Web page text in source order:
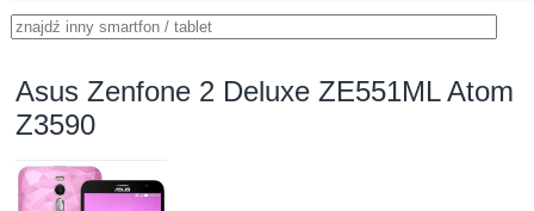
Asus Zenfone 2 Deluxe ZE551ML Atom
Z3590